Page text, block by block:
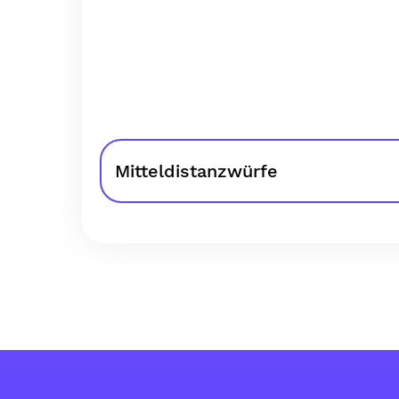
Mitteldistanzwürfe